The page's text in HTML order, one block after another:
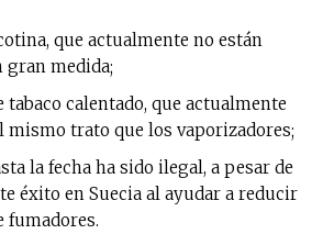
que actualmente no están
gran medida;
tabaco calentado, que actualmente
mismo trato que los vaporizadores;
la fecha ha sido ilegal, a pesar de
éxito en Suecia al ayudar a reducir
fumadores.